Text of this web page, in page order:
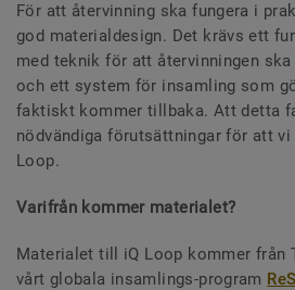
För att återvinning ska fungera i
god materialdesign. Det krävs ett
med teknik för att återvinningen
och ett system för insamling som
faktiskt kommer tillbaka. Att detta
nödvändiga förutsättningar för att
Loop.
Varifrån kommer materialet?
Materialet till iQ Loop kommer från
vårt globala insamlings-program